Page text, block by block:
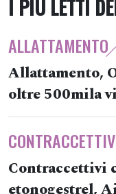
I PIÙ LETTI
ALLATTAMENTO
Allattamento,
oltre 500mila
Contraccettivi